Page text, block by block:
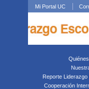
Mi Portal UC
Reporte
Cooperación